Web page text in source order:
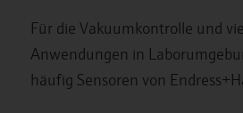
Für die Vakuumkontrolle und
Anwendungen in
häufig Sensoren von